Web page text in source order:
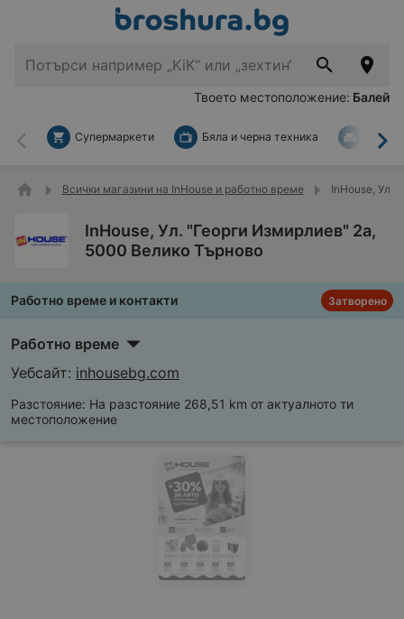
Твоето местоположение: Балей
Назад
Супермаркети Бяла и черна техника За
Всички магазини на InHouse и работно време InHouse, Ул.
InHouse, Ул. "Георги Измирлиев" 2а,
5000 Велико Търново
Работно време и контакти Затворено
Работно време
Уебсайт: inhousebg.com
Разстояние: На разстояние 268,51 km от актуалното ти
местоположение